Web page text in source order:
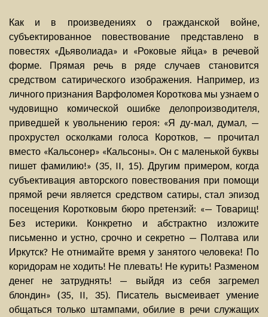
Как и в произведениях о гражданской войне,
субъектированное повествование представлено в
повестях «Дьяволиада» и «Роковые яйца» в речевой
форме. Прямая речь в ряде случаев становится
средством сатирического изображения. Например, из
личного признания Варфоломея Короткова мы узнаем о
чудовищно комической ошибке делопроизводителя,
приведшей к увольнению героя: «Я ду-мал, думал, —
прохрустел осколками голоса Коротков, — прочитал
вместо «Кальсонер» «Кальсоны». Он с маленькой буквы
пишет фамилию!» (35, II, 15). Другим примером, когда
субъективация авторского повествования при помощи
прямой речи является средством сатиры, стал эпизод
посещения Коротковым бюро претензий: «— Товарищ!
Без истерики. Конкретно и абстрактно изложите
письменно и устно, срочно и секретно — Полтава или
Иркутск? Не отнимайте время у занятого человека! По
коридорам не ходить! Не плевать! Не курить! Разменом
денег не затруднять! — выйдя из себя загремел
блондин» (35, II, 35). Писатель высмеивает умение
общаться только штампами, обилие в речи служащих